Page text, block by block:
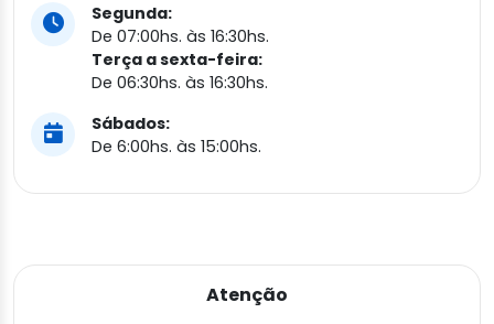
Segunda:
De 07:00hs. às 16:30hs.
Terça a sexta-feira:
De 06:30hs. às 16:30hs.
Sábados:
De 6:00hs. às 15:00hs.
Atenção